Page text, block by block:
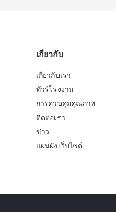
เกี่ยวกับ
เกี่ยวกับเรา
ทัวร์โรงงาน
การควบคุมคุณภาพ
ติดต่อเรา
ข่าว
แผนผังเว็บไซต์